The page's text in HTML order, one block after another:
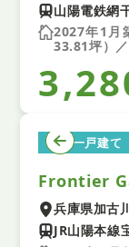
山陽電鉄網
2027年1月
33.81坪）
新築一戸建て
兵庫県加古
JR山陽本線